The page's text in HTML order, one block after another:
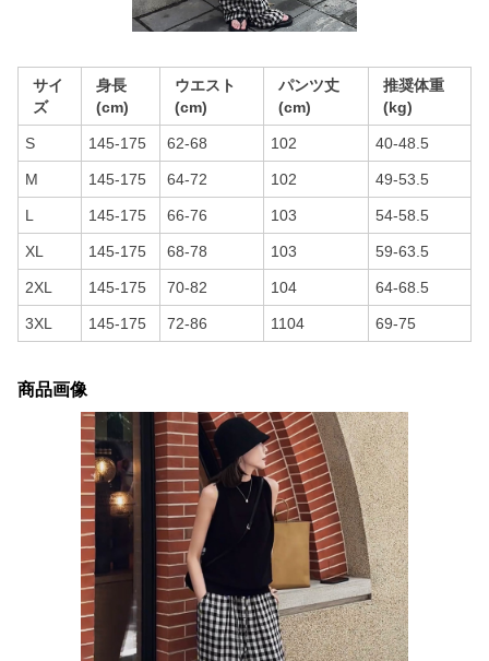
サイ
ズ
身長
(cm)
ウエスト
(cm)
パンツ丈
(cm)
推奨体重
(kg)
S 145-175 62-68 102 40-48.5
M 145-175 64-72 102 49-53.5
L 145-175 66-76 103 54-58.5
XL 145-175 68-78 103 59-63.5
2XL 145-175 70-82 104 64-68.5
3XL 145-175 72-86 1104 69-75
商品画像